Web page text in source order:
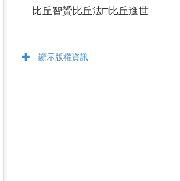
比丘智贇比丘法□比丘進世
顯示版權資訊